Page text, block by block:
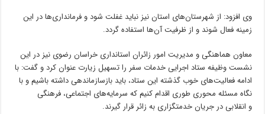
وی افزود: از شهرستان‌های استان نیز نباید غفلت شود و فرمانداری‌ها در این
زمینه فعال شوند و از ظرفیت آن‌ها استفاده گردد.
معاون هماهنگی و مدیریت امور زائران استانداری خراسان رضوی نیز در این
نشست وظیفه ستاد اجرایی خدمات سفر را تسهیل زیارت عنوان کرد و گفت: با
ادامه فعالیت‌های خوب گذشته این ستاد، باید بازسازماندهی داشته باشیم و با
نگاه مسئله محوری طوری اقدام کنیم که سرمایه‌های اجتماعی، فرهنگی
و انقلابی در جریان خدمتگزاری به زائر قرار گیرند.